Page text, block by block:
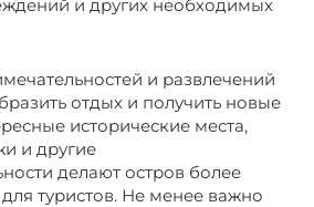
и других необходимых
и развлечений
отдых и получить новые
исторические места,
и другие
делают остров более
туристов. Не менее важно